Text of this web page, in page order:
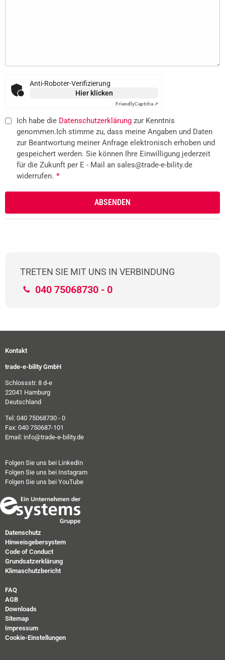
Anti-Roboter-Verifizierung
Hier klicken
FriendlyCaptcha ⇗
Ich habe die Datenschutzerklärung zur Kenntnis
genommen.Ich stimme zu, dass meine Angaben und Daten
zur Beantwortung meiner Anfrage elektronisch erhoben und
gespeichert werden. Sie können Ihre Einwilligung jederzeit
für die Zukunft per E - Mail an sales@trade-e-bility.de
widerrufen. *
TRETEN SIE MIT UNS IN VERBINDUNG
040 75068730 - 0
Kontakt
trade-e-bility GmbH
Schlossstr. 8 d-e
22041 Hamburg
Deutschland
Tel: 040 75068730 - 0
Fax: 040 750687-101
Email: info@trade-e-bility.de
Folgen Sie uns bei LinkedIn
Folgen Sie uns bei Instagram
Folgen Sie uns bei YouTube
Datenschutz
Hinweisgebersystem
Code of Conduct
Grundsatzerklärung
Klimaschutzbericht
FAQ
AGB
Downloads
Sitemap
Impressum
Cookie-Einstellungen